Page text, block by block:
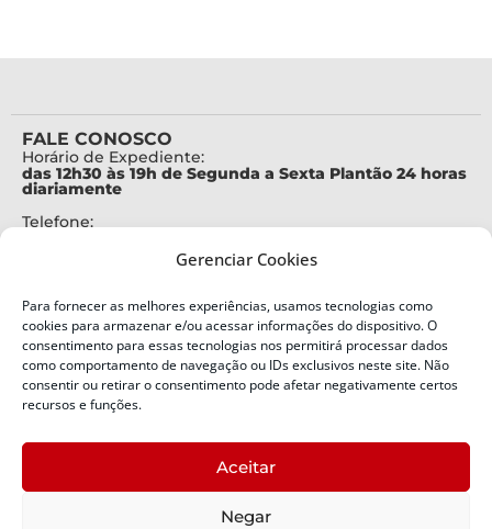
Gerenciar Cookies
Para fornecer as melhores experiências, usamos tecnologias como
cookies para armazenar e/ou acessar informações do dispositivo. O
consentimento para essas tecnologias nos permitirá processar dados
como comportamento de navegação ou IDs exclusivos neste site. Não
consentir ou retirar o consentimento pode afetar negativamente certos
recursos e funções.
Aceitar
Negar
FALE CONOSCO
Horário de Expediente:
das 12h30 às 19h de Segunda a Sexta Plantão 24 horas
diariamente
Telefone:
Alertas Defesa Civil:
SMS 40199
ENDEREÇO
Defesa Civil do Estado de Santa Catarina
Bairro:
Capoeiras, Florianópolis, SC